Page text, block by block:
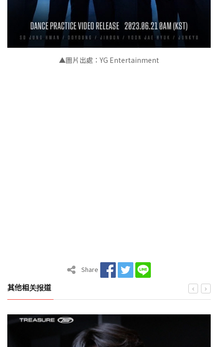
▲圖片出處：YG Entertainment
Share
其他相关报道